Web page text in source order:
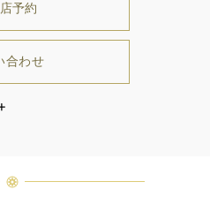
予約
合わせ
って厳選された最